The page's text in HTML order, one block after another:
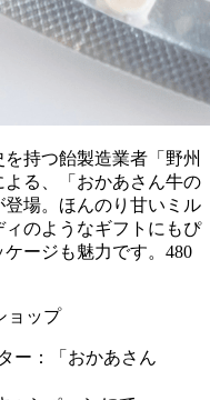
持つ飴製造業者「野州
る、「おかあさん牛の
場。ほんのり甘いミル
のようなギフトにもぴ
ージも魅力です。480
ョップ
ー：「おかあさん